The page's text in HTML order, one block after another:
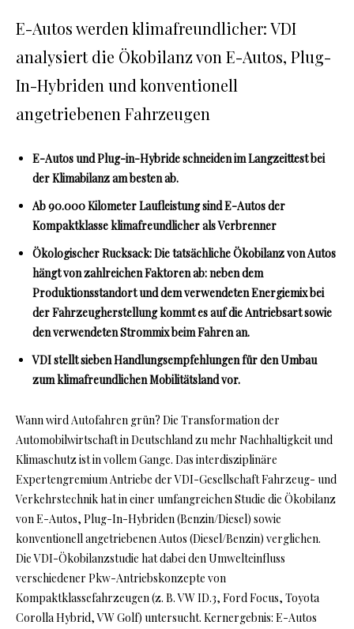
E-Autos werden klimafreundlicher: VDI
analysiert die Ökobilanz von E-Autos, Plug-
In-Hybriden und konventionell
angetriebenen Fahrzeugen
E-Autos und Plug-in-Hybride schneiden im Langzeittest bei
der Klimabilanz am besten ab.
Ab 90.000 Kilometer Laufleistung sind E-Autos der
Kompaktklasse klimafreundlicher als Verbrenner
Ökologischer Rucksack: Die tatsächliche Ökobilanz von Autos
hängt von zahlreichen Faktoren ab: neben dem
Produktionsstandort und dem verwendeten Energiemix bei
der Fahrzeugherstellung kommt es auf die Antriebsart sowie
den verwendeten Strommix beim Fahren an.
VDI stellt sieben Handlungsempfehlungen für den Umbau
zum klimafreundlichen Mobilitätsland vor.
Wann wird Autofahren grün? Die Transformation der
Automobilwirtschaft in Deutschland zu mehr Nachhaltigkeit und
Klimaschutz ist in vollem Gange. Das interdisziplinäre
Expertengremium Antriebe der VDI-Gesellschaft Fahrzeug- und
Verkehrstechnik hat in einer umfangreichen Studie die Ökobilanz
von E-Autos, Plug-In-Hybriden (Benzin/Diesel) sowie
konventionell angetriebenen Autos (Diesel/Benzin) verglichen.
Die VDI-Ökobilanzstudie hat dabei den Umwelteinfluss
verschiedener Pkw-Antriebskonzepte von
Kompaktklassefahrzeugen (z. B. VW ID.3, Ford Focus, Toyota
Corolla Hybrid, VW Golf) untersucht. Kernergebnis: E-Autos